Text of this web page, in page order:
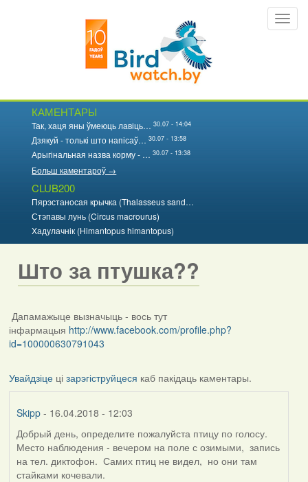
КАМЕНТАРЫ
Так, хаця яны ўмеюць лавіць… 30.07 - 14:04
Дзякуй - толькі што напісаў… 30.07 - 13:58
Арыгінальная назва корму - … 30.07 - 13:38
Больш каментароў →
CLUB200
Пярэстаносая крычка (Thalasseus sand…
Стэпавы лунь (Circus macrourus)
Хадулачнік (Himantopus himantopus)
Што за птушка??
Дапамажыце вызначыць - вось тут
інфармацыя http://www.facebook.com/profile.php?
id=100000630791043
Увайдзіцеці зарэгіструйцеся каб пакідаць каментары.
Skipp- 16.04.2018 - 12:03
Добрый день, определите пожалуйста птицу по голосу.
Место наблюдения - вечером на поле с озимыми, запись
на тел. диктофон. Самих птиц не видел, но они там
стайками кочевали.